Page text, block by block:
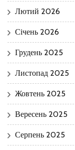
Лютий 2026
Січень 2026
Грудень 2025
Листопад 2025
Жовтень 2025
Вересень 2025
Серпень 2025